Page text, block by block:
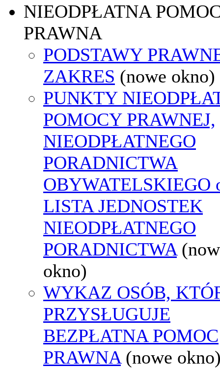
NIEODPŁATNA
PRAWNA
PODSTAWY
ZAKRES (nowe okno)
PUNKTY
POMOCY PRAWNEJ,
NIEODPŁATNEGO
PORADNICTWA
OBYWATELSKIEGO
LISTA JEDNOSTEK
NIEODPŁATNEGO
PORADNICTWA
okno)
WYKAZ OSÓB,
PRZYSŁUGUJE
BEZPŁATNA POMOC
PRAWNA (nowe